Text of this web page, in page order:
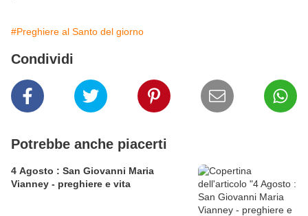
#Preghiere al Santo del giorno
Condividi
Potrebbe anche piacerti
4 Agosto : San Giovanni Maria
Vianney - preghiere e vita